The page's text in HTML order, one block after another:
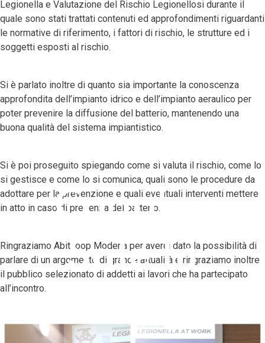
Cooplar
Sale In
Legionella e Valutazione del Rischio Legionellosi durante il
quale sono stati trattati contenuti ed approfondimenti riguardanti
le normative di riferimento, i fattori di rischio, le strutture ed i
soggetti esposti al rischio.
Si è parlato inoltre di quanto sia importante la conoscenza
approfondita dell’impianto idrico e dell’impianto aeraulico per
poter prevenire la diffusione del batterio, mantenendo una
buona qualità del sistema impiantistico.
Si è poi proseguito spiegando come si valuta il rischio, come lo
si gestisce e come lo si comunica, quali sono le procedure da
adottare per la prevenzione e quali eventuali interventi mettere
in atto in caso di presenza del batterio.
Ringraziamo Abitcoop Modena per averci dato la possibilità di
parlare di un argomento di grande attualità e ringraziamo inoltre
il pubblico selezionato di addetti ai lavori che ha partecipato
all’incontro.